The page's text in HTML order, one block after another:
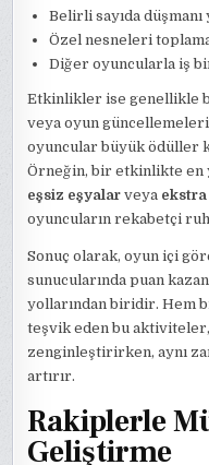
Belirli sayıda düşmanı
Özel nesneleri
Diğer oyuncularla iş
Etkinlikler ise genellikle
veya oyun
oyuncular büyük ödüller
Örneğin, bir etkinlikte en
eşsiz eşyalar veya
oyuncuların rekabetçi
Sonuç olarak, oyun içi
sunucularında puan
yollarından biridir. Hem
teşvik eden bu
zenginleştirirken, aynı
artırır.
Rakiplerle
Geliştirme